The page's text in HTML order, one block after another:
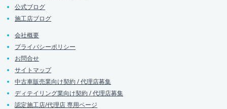
公式ブログ
施工店ブログ
会社概要
プライバシーポリシー
お問合せ
サイトマップ
中古車販売業向け契約 / 代理店募集
ディテイリング業向け契約 / 代理店募集
認定施工店/代理店 専用ページ